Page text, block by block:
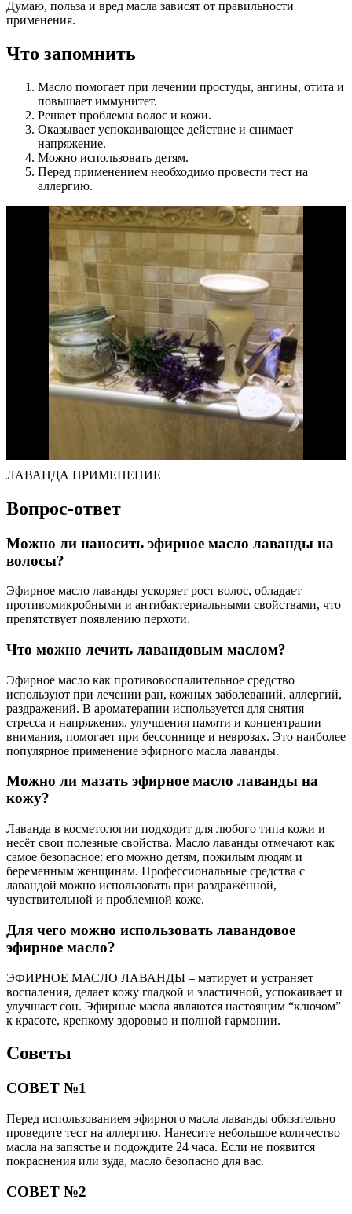
Думаю, польза и вред масла зависят от правильности
применения.
Что запомнить
Масло помогает при лечении простуды, ангины, отита и
повышает иммунитет.
Решает проблемы волос и кожи.
Оказывает успокаивающее действие и снимает
напряжение.
Можно использовать детям.
Перед применением необходимо провести тест на
аллергию.
ЛАВАНДА ПРИМЕНЕНИЕ
Вопрос-ответ
Можно ли наносить эфирное масло лаванды на
волосы?
Эфирное масло лаванды ускоряет рост волос, обладает
противомикробными и антибактериальными свойствами, что
препятствует появлению перхоти.
Что можно лечить лавандовым маслом?
Эфирное масло как противовоспалительное средство
используют при лечении ран, кожных заболеваний, аллергий,
раздражений. В ароматерапии используется для снятия
стресса и напряжения, улучшения памяти и концентрации
внимания, помогает при бессоннице и неврозах. Это наиболее
популярное применение эфирного масла лаванды.
Можно ли мазать эфирное масло лаванды на
кожу?
Лаванда в косметологии подходит для любого типа кожи и
несёт свои полезные свойства. Масло лаванды отмечают как
самое безопасное: его можно детям, пожилым людям и
беременным женщинам. Профессиональные средства с
лавандой можно использовать при раздражённой,
чувствительной и проблемной коже.
Для чего можно использовать лавандовое
эфирное масло?
ЭФИРНОЕ МАСЛО ЛАВАНДЫ – матирует и устраняет
воспаления, делает кожу гладкой и эластичной, успокаивает и
улучшает сон. Эфирные масла являются настоящим “ключом”
к красоте, крепкому здоровью и полной гармонии.
Советы
СОВЕТ №1
Перед использованием эфирного масла лаванды обязательно
проведите тест на аллергию. Нанесите небольшое количество
масла на запястье и подождите 24 часа. Если не появится
покраснения или зуда, масло безопасно для вас.
СОВЕТ №2